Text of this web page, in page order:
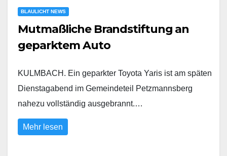
BLAULICHT NEWS
Mutmaßliche Brandstiftung an
geparktem Auto
KULMBACH. Ein geparkter Toyota Yaris ist am späten
Dienstagabend im Gemeindeteil Petzmannsberg
nahezu vollständig ausgebrannt.…
Mehr lesen